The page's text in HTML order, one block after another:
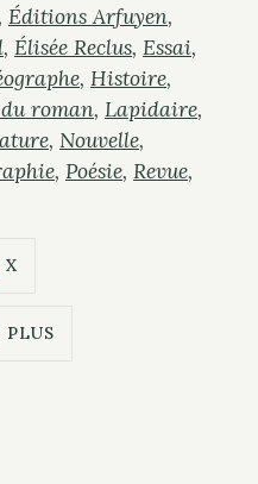
Éditions Arfuyen
Élisée Reclus Essai
Histoire
roman Lapidaire
Nouvelle
Poésie Revue
X
PLUS